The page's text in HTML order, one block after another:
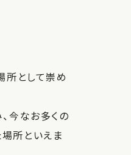
所として崇め
今なお多くの
所といえま